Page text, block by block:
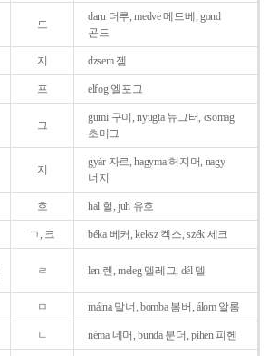
드
daru 더루, medve 메드베, gond
곤드
지 dzsem 젬
프 elfog 엘포그
그
gumi 구미, nyugta 뉴그터, csomag
초머그
지
gyár 자르, hagyma 허지머, nagy
너지
흐 hal 헐, juh 유흐
ㄱ, 크 béka 베커, keksz 켁스, szék 세크
ㄹ len 렌, meleg 멜레그, dél 델
ㅁ málna 말너, bomba 봄버, álom 알롬
ㄴ néma 네머, bunda 분더, pihen 피헨